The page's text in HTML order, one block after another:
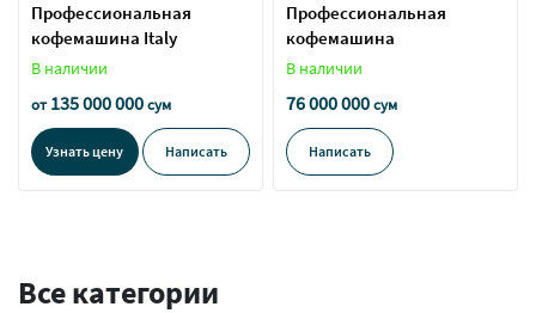
Профессиональная
кофемашина Italy
В наличии
от135 000 000сум
Узнать цену Написать
Профессиональная
кофемашина
В наличии
76 000 000сум
Написать
Все категории